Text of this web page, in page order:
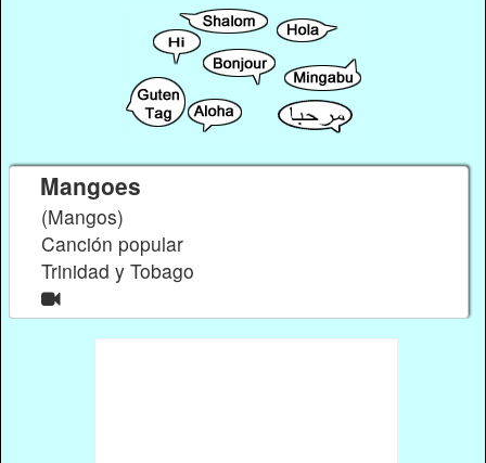
Mangoes
(Mangos)
Canción popular
Trinidad y Tobago